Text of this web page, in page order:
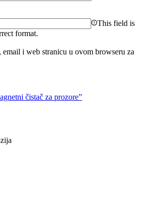
This field is
format.
email i web stranicu u ovom browseru za
čistač za prozore”